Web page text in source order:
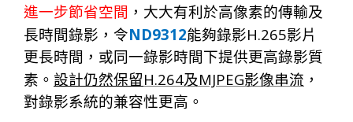
進一步節省空間 ，大大有利於高像素的傳輸及
長時間錄影，令ND9312能夠錄影H.265影片
更長時間，或同一錄影時間下提供更高錄影質
素。 設計仍然保留H.264及MJPEG影像串流 ，
對錄影系統的兼容性更高。